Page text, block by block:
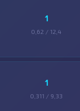
1
0,62 / 12,4
1
0,311 / 9,33